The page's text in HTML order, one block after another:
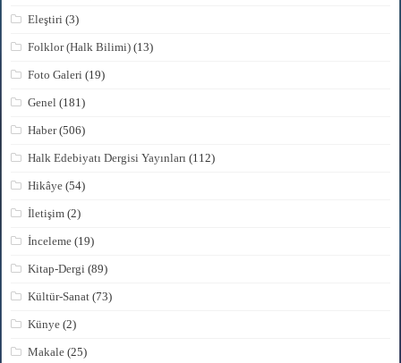
Eleştiri (3)
Folklor (Halk Bilimi) (13)
Foto Galeri (19)
Genel (181)
Haber(506)
Halk Edebiyatı Dergisi Yayınları (112)
Hikâye (54)
İletişim (2)
İnceleme (19)
Kitap-Dergi (89)
Kültür-Sanat (73)
Künye (2)
Makale (25)